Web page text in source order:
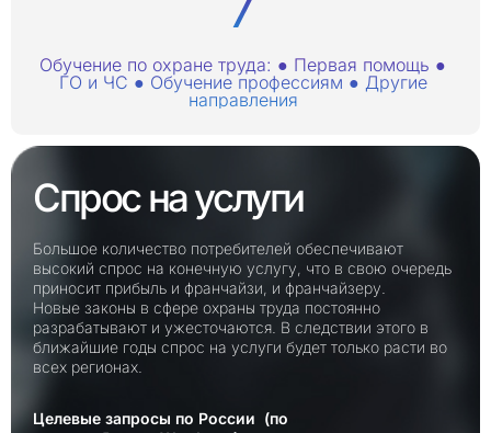
Обучение по охране труда: ● Первая помощь ●
ГО и ЧС ● Обучение профессиям ● Другие
направления
Спрос на услуги
Большое количество потребителей обеспечивают
высокий спрос на конечную услугу, что в свою очередь
приносит прибыль и франчайзи, и франчайзеру.
Новые законы в сфере охраны труда постоянно
разрабатывают и ужесточаются. В следствии этого в
ближайшие годы спрос на услуги будет только расти во
всех регионах.
Целевые запросы по России (по